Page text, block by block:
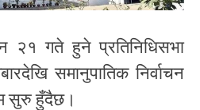
२१ गते हुने प्रतिनिधिसभा
समानुपातिक निर्वाचन
सुरु हुँदैछ।